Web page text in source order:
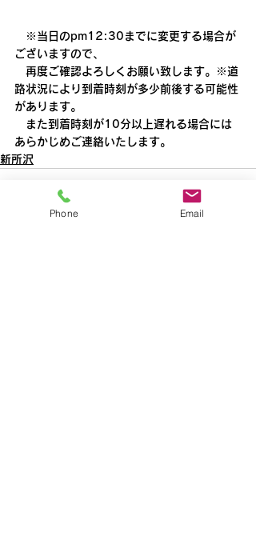
※当日のpm12:30までに変更する場合が
ございますので、
再度ご確認よろしくお願い致します。※道
路状況により到着時刻が多少前後する可能性
があります。
また到着時刻が10分以上遅れる場合には
あらかじめご連絡いたします。
新所沢
Phone Email